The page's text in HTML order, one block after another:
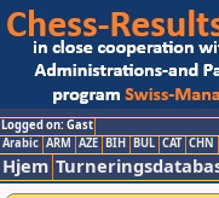
Logged on: Gast
Arabic ARM AZE BIH BUL CAT CHN
Hjem